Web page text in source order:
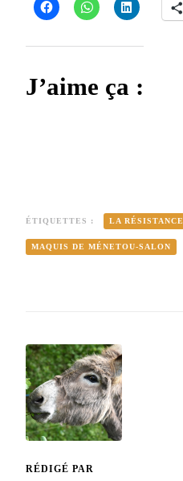
J’aime ça :
ÉTIQUETTES : LA RÉSISTANCE
MAQUIS DE MÉNETOU-SALON
RÉDIGÉ PAR